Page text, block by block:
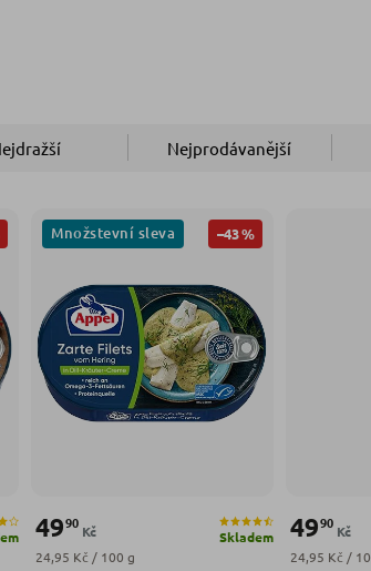
Nejprodávanější
Množstevní sleva –43 %
Skladem
4990
Kč
Měrná cena:
24,95 Kč / 100 g
4990
Kč
Měrná cena:
24,95 Kč /